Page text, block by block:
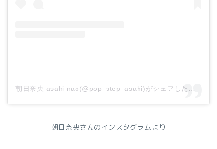
朝日奈央さんのインスタグラムより